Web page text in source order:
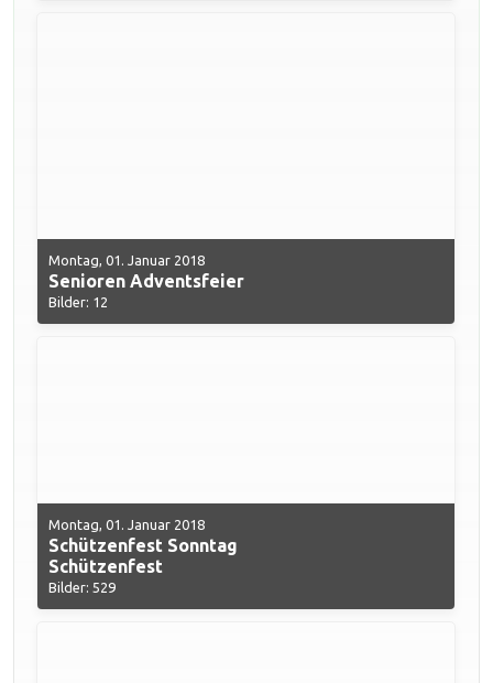
Montag, 01. Januar 2018
Senioren Adventsfeier
Bilder: 12
Montag, 01. Januar 2018
Schützenfest Sonntag
Schützenfest
Bilder: 529